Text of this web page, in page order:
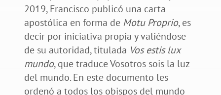
2019, Francisco publicó una carta
apostólica en forma de Motu Proprio, es
decir por iniciativa propia y valiéndose
de su autoridad, titulada Vos estis lux
mundo, que traduce Vosotros sois la luz
del mundo. En este documento les
ordenó a todos los obispos del mundo